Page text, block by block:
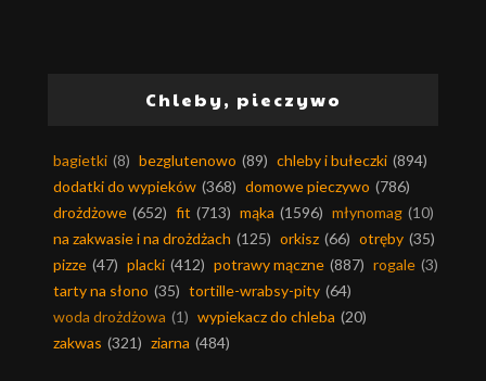
Chleby, pieczywo
bagietki (8) bezglutenowo (89) chleby i bułeczki (894)
dodatki do wypieków (368) domowe pieczywo (786)
drożdżowe (652) fit (713) mąka (1596) młynomag (10)
na zakwasie i na drożdżach (125) orkisz (66) otręby (35)
pizze (47) placki (412) potrawy mączne (887) rogale (3)
tarty na słono (35) tortille-wrabsy-pity (64)
woda drożdżowa (1) wypiekacz do chleba (20)
zakwas (321) ziarna (484)